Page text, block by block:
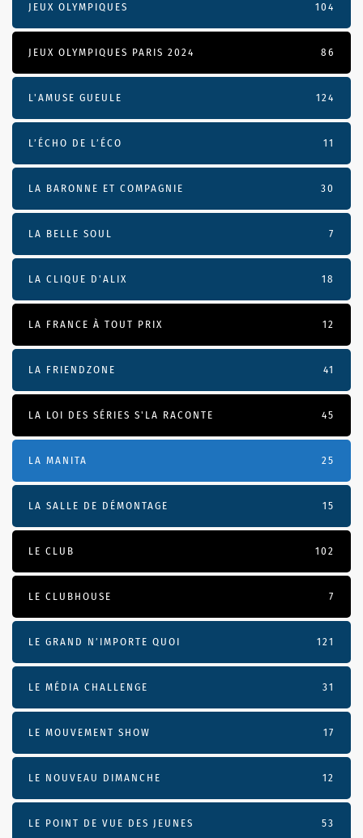
JEUX OLYMPIQUES 104
JEUX OLYMPIQUES PARIS 2024 86
L'AMUSE GUEULE 124
L’ÉCHO DE L’ÉCO 11
LA BARONNE ET COMPAGNIE 30
LA BELLE SOUL 7
LA CLIQUE D'ALIX 18
LA FRANCE À TOUT PRIX 12
LA FRIENDZONE 41
LA LOI DES SÉRIES S'LA RACONTE 45
LA MANITA 25
LA SALLE DE DÉMONTAGE 15
LE CLUB 102
LE CLUBHOUSE 7
LE GRAND N’IMPORTE QUOI 121
LE MÉDIA CHALLENGE 31
LE MOUVEMENT SHOW 17
LE NOUVEAU DIMANCHE 12
LE POINT DE VUE DES JEUNES 53